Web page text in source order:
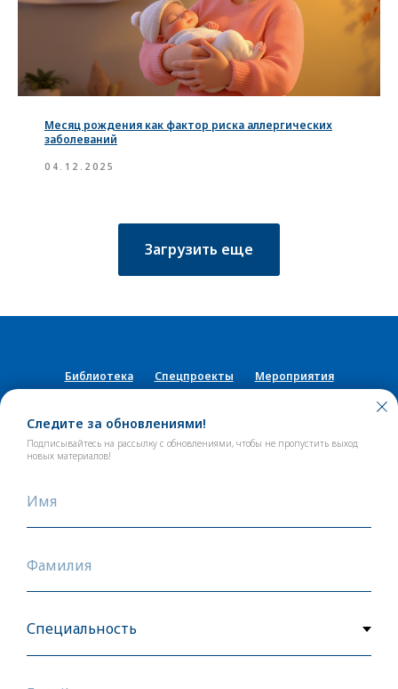
Месяц рождения как фактор риска аллергических
заболеваний
04.12.2025
Загрузить еще
Следите за обновлениями!
Подписывайтесь на рассылку с обновлениями, чтобы не пропустить выход
новых материалов!
Имя
Фамилия
Библиотека Спецпроекты
Мероприятия
18+
редактор: Фомин Виктор Викторович